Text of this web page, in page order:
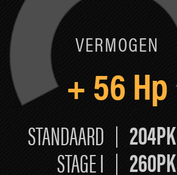
VERMOGEN
+56Hp
STANDAARD 204PK
STAGE I 260PK